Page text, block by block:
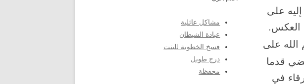
على
العكس.
الله على
قدما
في
مشاكل عائلية
عبادة الشيطان
فسخ الخطوبة للبنت
درج طويل
محفظة